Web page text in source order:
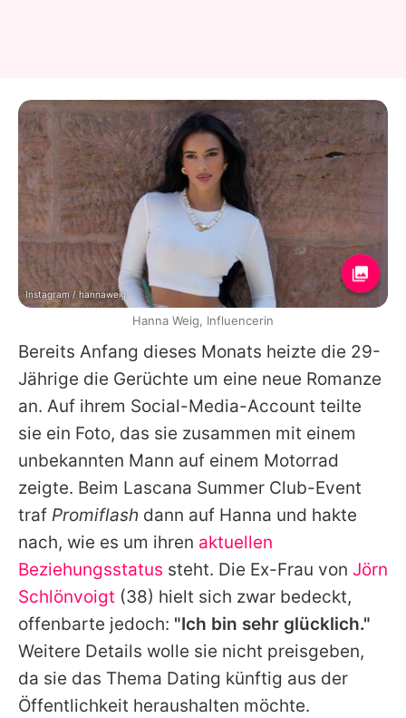
Bereits Anfang dieses Monats heizte die 29-
Jährige die Gerüchte um eine neue Romanze
an. Auf ihrem Social-Media-Account teilte
sie ein Foto, das sie zusammen mit einem
unbekannten Mann auf einem Motorrad
zeigte. Beim Lascana Summer Club-Event
traf Promiflash dann auf Hanna und hakte
nach, wie es um ihren aktuellen
Beziehungsstatus steht. Die Ex-Frau von Jörn
Schlönvoigt (38) hielt sich zwar bedeckt,
offenbarte jedoch: "Ich bin sehr glücklich."
Weitere Details wolle sie nicht preisgeben,
da sie das Thema Dating künftig aus der
Öffentlichkeit heraushalten möchte.
Instagram / hannaweig
Hanna Weig, Influencerin